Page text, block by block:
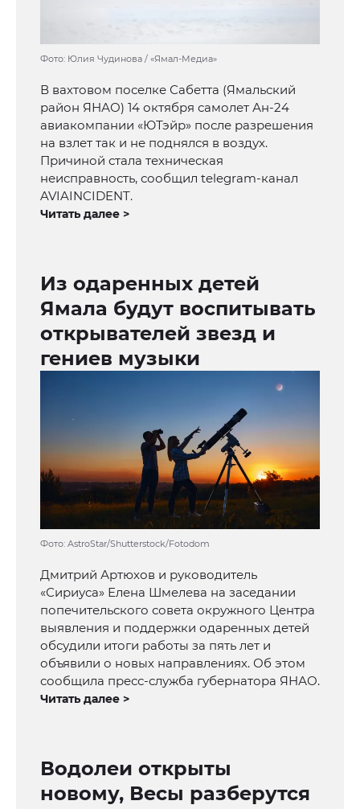
Фото: Юлия Чудинова / «Ямал-Медиа»
В вахтовом поселке Сабетта (Ямальский
район ЯНАО) 14 октября самолет Ан-24
авиакомпании «ЮТэйр» после разрешения
на взлет так и не поднялся в воздух.
Причиной стала техническая
неисправность, сообщил telegram-канал
AVIAINCIDENT.
Читать далее >
Из одаренных детей
Ямала будут воспитывать
открывателей звезд и
гениев музыки
Фото: AstroStar/Shutterstock/Fotodom
Дмитрий Артюхов и руководитель
«Сириуса» Елена Шмелева на заседании
попечительского совета окружного Центра
выявления и поддержки одаренных детей
обсудили итоги работы за пять лет и
объявили о новых направлениях. Об этом
сообщила пресс-служба губернатора ЯНАО.
Читать далее >
Водолеи открыты
новому, Весы разберутся